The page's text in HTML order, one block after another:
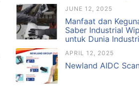
JUNE 12, 2025
Manfaat dan
Saber Industrial
untuk Dunia Industri
APRIL 12, 2025
Newland AIDC